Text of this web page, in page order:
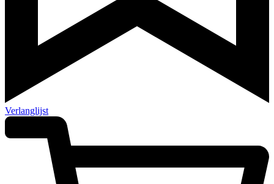
Verlanglijst